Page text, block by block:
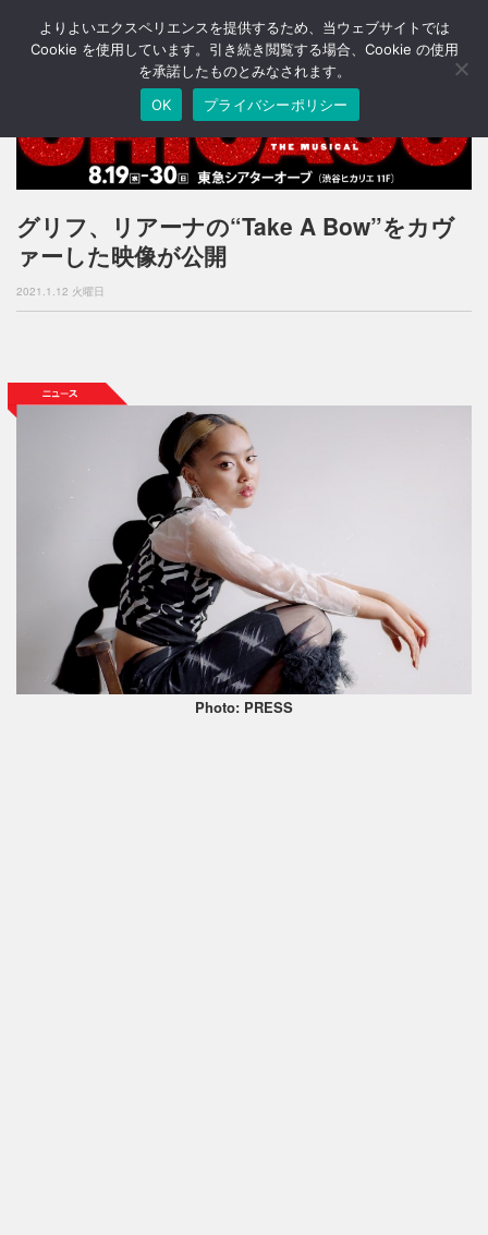
T
o
n
v
i
g
o
グリフ、リアーナの“Take A Bow”をカヴ
ァーした映像が公開
2021.1.12 火曜日
Photo: PRESS
よりよいエクスペリエンスを提供するため、当ウェブサイトでは
Cookie を使用しています。引き続き閲覧する場合、Cookie の使用
を承諾したものとみなされます。
OK
プライバシーポリシー